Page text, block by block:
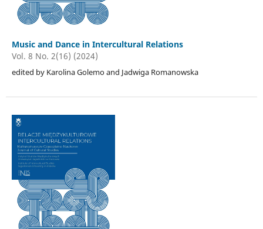
Music and Dance in Intercultural Relations
Vol. 8 No. 2(16) (2024)
edited by Karolina Golemo and Jadwiga Romanowska